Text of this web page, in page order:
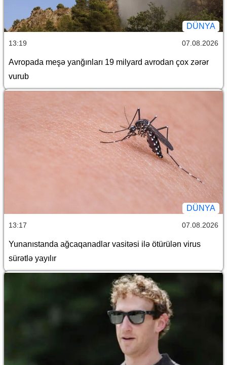
DÜNYA
13:19 07.08.2026
Avropada meşə yanğınları 19 milyard avrodan çox zərər
vurub
DÜNYA
13:17 07.08.2026
Yunanıstanda ağcaqanadlar vasitəsi ilə ötürülən virus
sürətlə yayılır